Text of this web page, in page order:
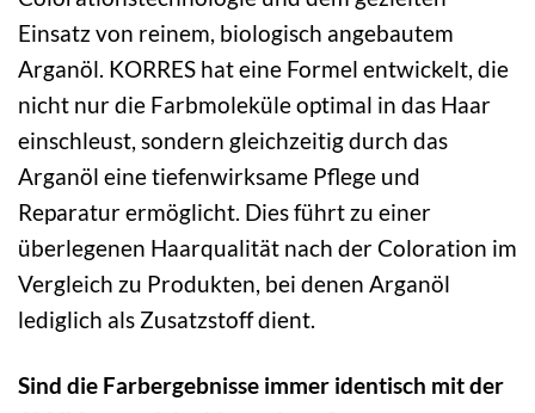
Einsatz von reinem, biologisch angebautem
Arganöl. KORRES hat eine Formel entwickelt, die
nicht nur die Farbmoleküle optimal in das Haar
einschleust, sondern gleichzeitig durch das
Arganöl eine tiefenwirksame Pflege und
Reparatur ermöglicht. Dies führt zu einer
überlegenen Haarqualität nach der Coloration im
Vergleich zu Produkten, bei denen Arganöl
lediglich als Zusatzstoff dient.
Sind die Farbergebnisse immer identisch mit der